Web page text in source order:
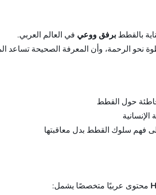
بالقططبرفق ووعي في العالم العربي.
نحو الرحمة، وأن المعرفة الصحيحة تساعد
حول القطط
الإنسانية
فهم سلوك القطط بدل معاقبتها
محتوى عربيًا متخصصًا يشمل: